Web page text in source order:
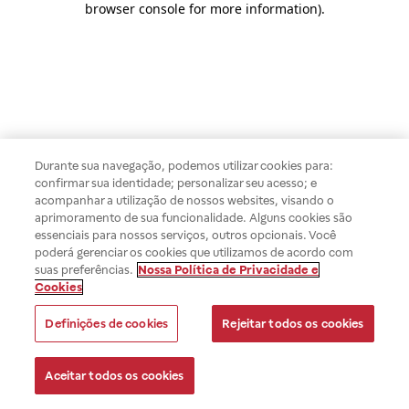
browser console for more information).
Durante sua navegação, podemos utilizar cookies para:
confirmar sua identidade; personalizar seu acesso; e
acompanhar a utilização de nossos websites, visando o
aprimoramento de sua funcionalidade. Alguns cookies são
essenciais para nossos serviços, outros opcionais. Você
poderá gerenciar os cookies que utilizamos de acordo com
suas preferências. Nossa Política de Privacidade e
Cookies
Definições de cookies Rejeitar todos os cookies
Aceitar todos os cookies